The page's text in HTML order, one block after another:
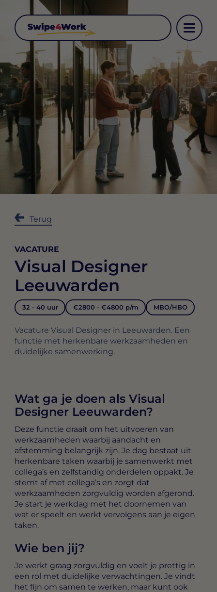
Terug
VACATURE
Visual Designer
Leeuwarden
32 - 40 uur €2800 - €4800 p/m MBO/HBO
Vacature Visual Designer in Leeuwarden. Een
functie met herkenbare werkzaamheden en
duidelijke samenwerking.
Wat ga je doen als Visual
Designer Leeuwarden?
Deze functie draait om het uitvoeren van
werkzaamheden waarbij aandacht en
afstemming belangrijk zijn. Je dag bestaat uit
herkenbare taken waarbij je samenwerkt met
collega’s en zelfstandig onderdelen oppakt. Je
stemt af met collega’s en zorgt dat
werkzaamheden zorgvuldig worden afgerond.
Je start je werkdag met het doornemen van
wat er speelt en werkt vervolgens aan je eigen
taken.
Wie ben jij?
Je werkt graag zorgvuldig en voelt je prettig in
een rol met duidelijke verwachtingen. Je vindt
het fijn om samen te werken, maar kunt ook